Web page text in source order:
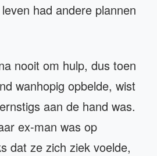
had andere plannen
nooit om hulp, dus toen
wanhopig opbelde, wist
aan de hand was.
ex-man was op
dat ze zich ziek voelde,